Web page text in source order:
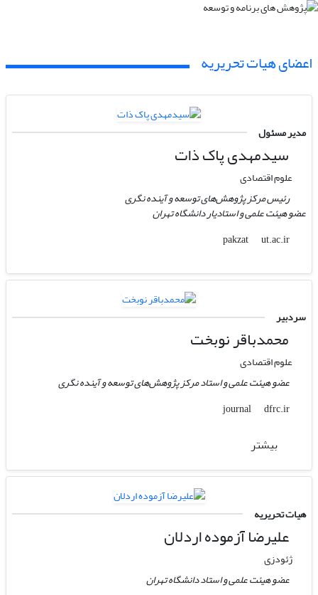
اعضای هیات تحریریه
مدیر مسئول
سیدمهدی پاک ذات
علوم اقتصادی
رئیس مرکز پژوهش‌های توسعه و آینده نگری
عضو هیئت علمی و استادیار دانشگاه تهران
pakzat
ut.ac.ir
سردبیر
محمدباقر نوبخت
علوم اقتصادی
عضو هیئت علمی و استاد مرکز پژوهش‌های توسعه و آینده نگری
journal
dfrc.ir
بیشتر
هیات تحریریه
علیرضا آزموده اردلان
ژئودزی
عضو هیئت علمی و استاد دانشگاه تهران